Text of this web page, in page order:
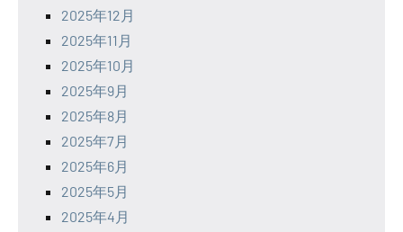
2025年12月
2025年11月
2025年10月
2025年9月
2025年8月
2025年7月
2025年6月
2025年5月
2025年4月